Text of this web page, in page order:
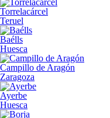
Torrelacárcel
Teruel
Baélls
Huesca
Campillo de Aragón
Zaragoza
Ayerbe
Huesca